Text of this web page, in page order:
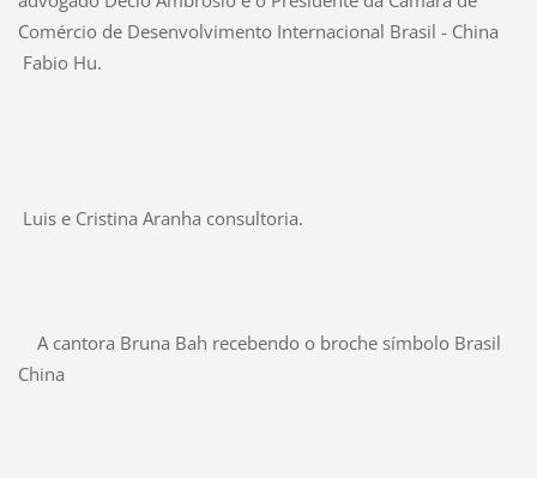
Comércio de Desenvolvimento Internacional Brasil - China
Fabio Hu.
Luis e Cristina Aranha consultoria.
A cantora Bruna Bah recebendo o broche símbolo Brasil
China